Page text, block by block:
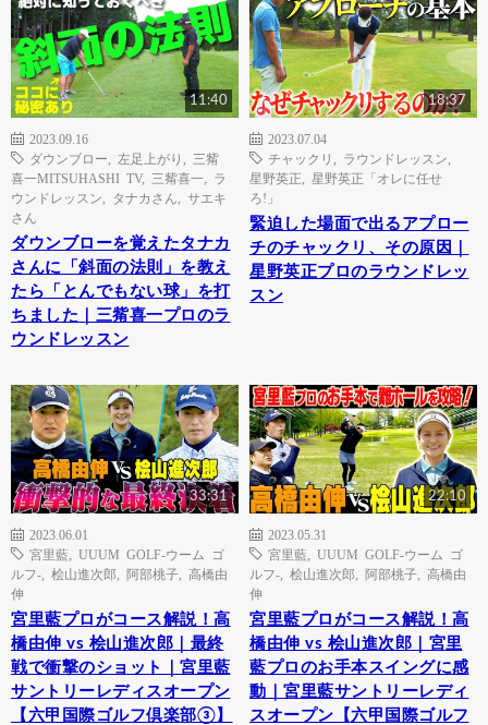
11:40
2023.09.16
ダウンブロー
左足上がり
三觜
喜一MITSUHASHI TV, 三觜喜一
ラ
ウンドレッスン
タナカさん
サエキ
さん
ダウンブローを覚えたタナカ
さんに「斜面の法則」を教え
たら「とんでもない球」を打
ちました｜三觜喜一プロのラ
ウンドレッスン
18:37
2023.07.04
チャックリ
ラウンドレッスン
星野英正
星野英正「オレに任せ
ろ!」
緊迫した場面で出るアプロー
チのチャックリ、その原因｜
星野英正プロのラウンドレッ
スン
33:31
2023.06.01
宮里藍
UUUM GOLF-ウーム ゴ
ルフ-
桧山進次郎 阿部桃子
高橋由
伸
宮里藍プロがコース解説！高
橋由伸 vs 桧山進次郎｜最終
戦で衝撃のショット｜宮里藍
サントリーレディスオープン
【六甲国際ゴルフ倶楽部③】
22:10
2023.05.31
宮里藍
UUUM GOLF-ウーム ゴ
ルフ-
桧山進次郎 阿部桃子
高橋由
伸
宮里藍プロがコース解説！高
橋由伸 vs 桧山進次郎｜宮里
藍プロのお手本スイングに感
動｜宮里藍サントリーレディ
スオープン【六甲国際ゴルフ